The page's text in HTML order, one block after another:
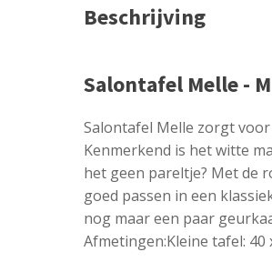
Beschrijving
Salontafel Melle -
Salontafel Melle zorgt
Kenmerkend is het witte
het geen pareltje? Met de
goed passen in een
nog maar een paar
Afmetingen:Kleine tafel: 40